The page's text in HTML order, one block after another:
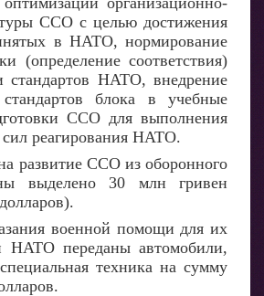
ССО с целью достижения
в НАТО, нормирование
(определение соответствия)
стандартов НАТО, внедрение
блока в учебные
ССО для выполнения
сил реагирования НАТО.
развитие ССО из оборонного
выделено 30 млн гривен
военной помощи для их
НАТО переданы автомобили,
техника на сумму